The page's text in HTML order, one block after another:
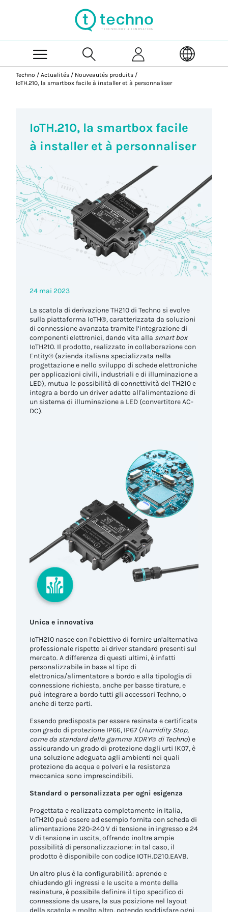
Techno / Actualités / Nouveautés produits /
IoTH.210, la smartbox facile à installer et à personnaliser
IoTH.210, la smartbox facile
à installer et à personnaliser
24 mai 2023
La scatola di derivazione TH210 di Techno si evolve
sulla piattaforma IoTH®, caratterizzata da soluzioni
di connessione avanzata tramite l’integrazione di
componenti elettronici, dando vita alla smart box
IoTH210. Il prodotto, realizzato in collaborazione con
Entity® (azienda italiana specializzata nella
progettazione e nello sviluppo di schede elettroniche
per applicazioni civili, industriali e di illuminazione a
LED), mutua le possibilità di connettività del TH210 e
integra a bordo un driver adatto all'alimentazione di
un sistema di illuminazione a LED (convertitore AC-
DC).
Unica e innovativa
IoTH210 nasce con l’obiettivo di fornire un’alternativa
professionale rispetto ai driver standard presenti sul
mercato. A differenza di questi ultimi, è infatti
personalizzabile in base al tipo di
elettronica/alimentatore a bordo e alla tipologia di
connessione richiesta, anche per basse tirature, e
può integrare a bordo tutti gli accessori Techno, o
anche di terze parti.
Essendo predisposta per essere resinata e certificata
con grado di protezione IP66, IP67 (Humidity Stop,
come da standard della gamma XDRY® di Techno) e
assicurando un grado di protezione dagli urti IK07, è
una soluzione adeguata agli ambienti nei quali
protezione da acqua e polveri e la resistenza
meccanica sono imprescindibili.
Standard o personalizzata per ogni esigenza
Progettata e realizzata completamente in Italia,
IoTH210 può essere ad esempio fornita con scheda di
alimentazione 220-240 V di tensione in ingresso e 24
V di tensione in uscita, offrendo inoltre ampie
possibilità di personalizzazione: in tal caso, il
prodotto è disponibile con codice IOTH.D210.EAVB.
Un altro plus è la configurabilità: aprendo e
chiudendo gli ingressi e le uscite a monte della
resinatura, è possibile definire il tipo specifico di
connessione da usare, la sua posizione nel layout